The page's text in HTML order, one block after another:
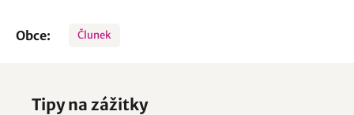
Obce: Člunek
Tipy na zážitky